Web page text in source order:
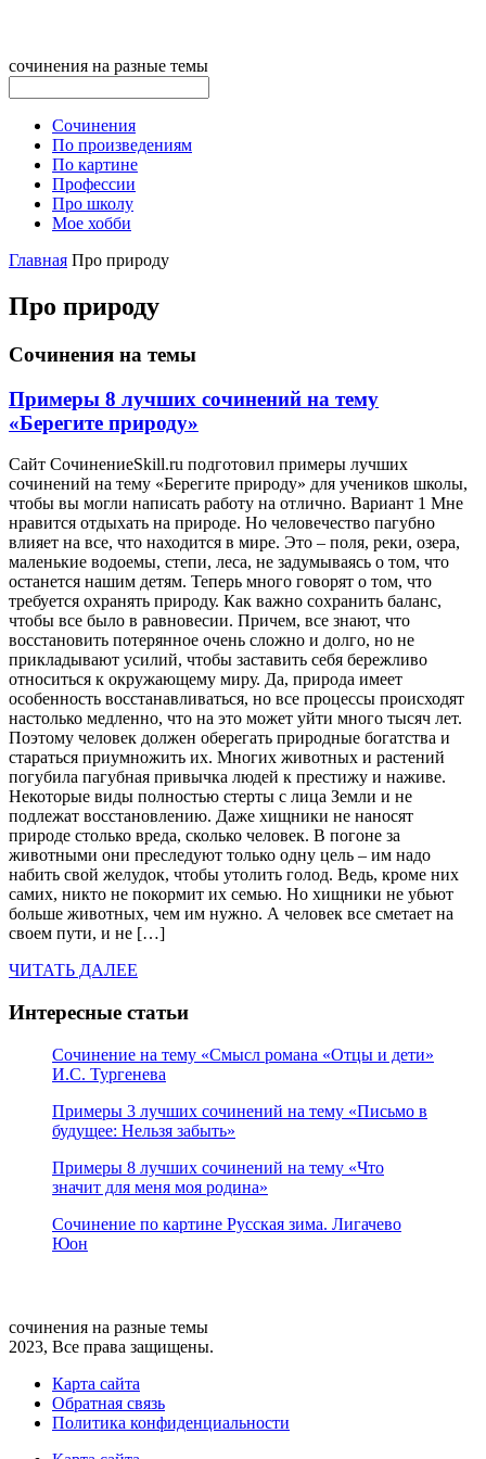
сочинения на разные темы
Сочинения
По произведениям
По картине
Профессии
Про школу
Мое хобби
Главная Про природу
Про природу
Сочинения на темы
Примеры 8 лучших сочинений на тему
«Берегите природу»
Cайт CочинениеSkill.ru подготовил примеры лучших
сочинений на тему «Берегите природу» для учеников школы,
чтобы вы могли написать работу на отлично. Вариант 1 Мне
нравится отдыхать на природе. Но человечество пагубно
влияет на все, что находится в мире. Это – поля, реки, озера,
маленькие водоемы, степи, леса, не задумываясь о том, что
останется нашим детям. Теперь много говорят о том, что
требуется охранять природу. Как важно сохранить баланс,
чтобы все было в равновесии. Причем, все знают, что
восстановить потерянное очень сложно и долго, но не
прикладывают усилий, чтобы заставить себя бережливо
относиться к окружающему миру. Да, природа имеет
особенность восстанавливаться, но все процессы происходят
настолько медленно, что на это может уйти много тысяч лет.
Поэтому человек должен оберегать природные богатства и
стараться приумножить их. Многих животных и растений
погубила пагубная привычка людей к престижу и наживе.
Некоторые виды полностью стерты с лица Земли и не
подлежат восстановлению. Даже хищники не наносят
природе столько вреда, сколько человек. В погоне за
животными они преследуют только одну цель – им надо
набить свой желудок, чтобы утолить голод. Ведь, кроме них
самих, никто не покормит их семью. Но хищники не убьют
больше животных, чем им нужно. А человек все сметает на
своем пути, и не […]
ЧИТАТЬ ДАЛЕЕ
Интересные статьи
Сочинение на тему «Смысл романа «Отцы и дети»
И.С. Тургенева
Примеры 3 лучших сочинений на тему «Письмо в
будущее: Нельзя забыть»
Примеры 8 лучших сочинений на тему «Что
значит для меня моя родина»
Сочинение по картине Русская зима. Лигачево
Юон
сочинения на разные темы
2023, Все права защищены.
Карта сайта
Обратная связь
Политика конфиденциальности